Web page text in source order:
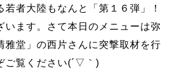
若者大陸もなんと「第１６ 弾」！
います。さて本日のメニューは弥
雅堂」の西片さんに突撃取材を行
ご覧ください(´▽｀)